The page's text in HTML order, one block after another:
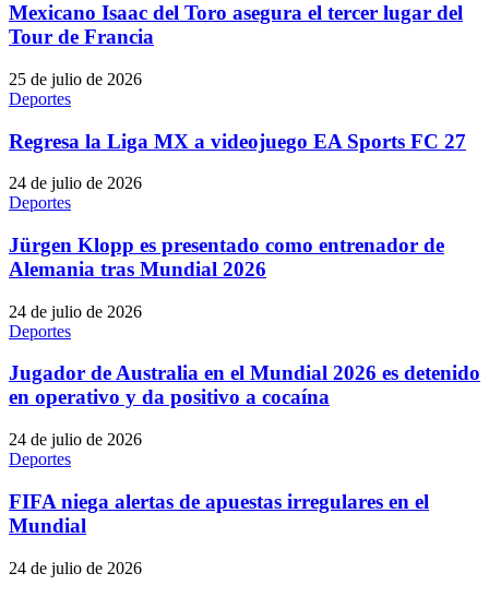
Mexicano Isaac del Toro asegura el tercer lugar del
Tour de Francia
25 de julio de 2026
Deportes
Regresa la Liga MX a videojuego EA Sports FC 27
24 de julio de 2026
Deportes
Jürgen Klopp es presentado como entrenador de
Alemania tras Mundial 2026
24 de julio de 2026
Deportes
Jugador de Australia en el Mundial 2026 es detenido
en operativo y da positivo a cocaína
24 de julio de 2026
Deportes
FIFA niega alertas de apuestas irregulares en el
Mundial
24 de julio de 2026